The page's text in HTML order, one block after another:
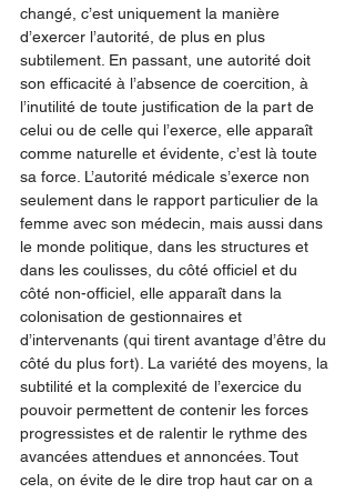
changé, c’est uniquement la manière
d’exercer l’autorité, de plus en plus
subtilement. En passant, une autorité doit
son efficacité à l’absence de coercition, à
l’inutilité de toute justification de la part de
celui ou de celle qui l’exerce, elle apparaît
comme naturelle et évidente, c’est là toute
sa force. L’autorité médicale s’exerce non
seulement dans le rapport particulier de la
femme avec son médecin, mais aussi dans
le monde politique, dans les structures et
dans les coulisses, du côté officiel et du
côté non-officiel, elle apparaît dans la
colonisation de gestionnaires et
d’intervenants (qui tirent avantage d’être du
côté du plus fort). La variété des moyens, la
subtilité et la complexité de l’exercice du
pouvoir permettent de contenir les forces
progressistes et de ralentir le rythme des
avancées attendues et annoncées. Tout
cela, on évite de le dire trop haut car on a